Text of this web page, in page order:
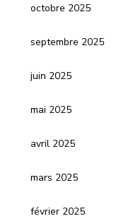
octobre 2025
septembre 2025
juin 2025
mai 2025
avril 2025
mars 2025
février 2025